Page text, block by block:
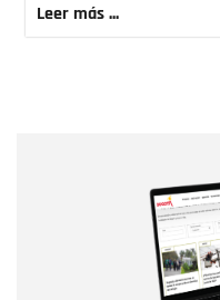
Leer más ...
Correo electrónico